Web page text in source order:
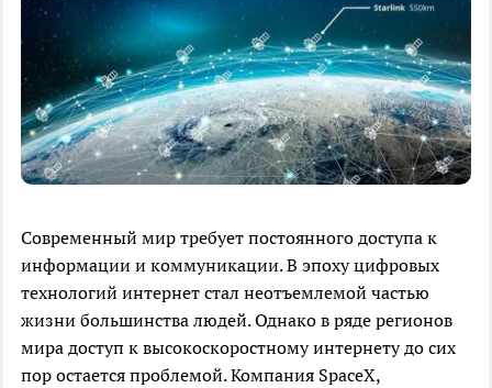
Современный мир требует постоянного доступа к
информации и коммуникации. В эпоху цифровых
технологий интернет стал неотъемлемой частью
жизни большинства людей. Однако в ряде регионов
мира доступ к высокоскоростному интернету до сих
пор остается проблемой. Компания SpaceX,